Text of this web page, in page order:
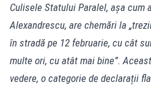
Culisele Statului Paralel, așa cum
Alexandrescu, are chemări la
în stradă pe 12 februarie, cu cât
multe ori, cu atât mai bine”.
vedere, o categorie de declarații